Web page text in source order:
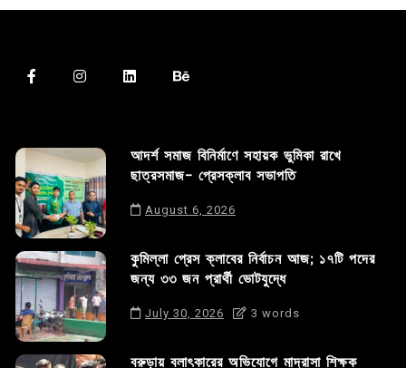
আদর্শ সমাজ বিনির্মাণে সহায়ক ভুমিকা রাখে
ছাত্রসমাজ- প্রেসক্লাব সভাপতি
August 6, 2026
কুমিল্লা প্রেস ক্লাবের নির্বাচন আজ; ১৭টি পদের
জন্য ৩৩ জন প্রার্থী ভোটযুদ্ধে
July 30, 2026 3 words
বরুড়ায় বলাৎকারের অভিযোগে মাদ্রাসা শিক্ষক